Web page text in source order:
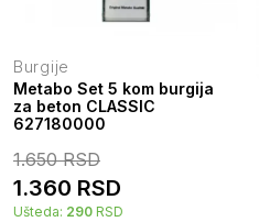
Burgije
Metabo Set 5 kom burgija
za beton CLASSIC
627180000
1.650RSD
1.360 RSD
Ušteda: 290 RSD